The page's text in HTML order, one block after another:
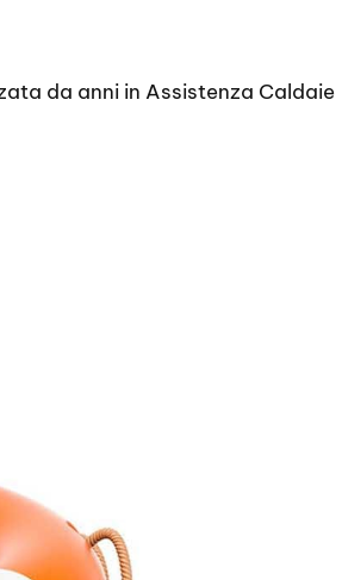
da anni in Assistenza Caldaie